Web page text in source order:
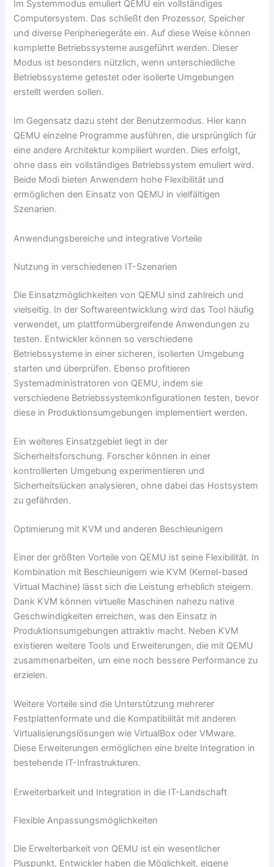
Im Systemmodus emuliert QEMU ein vollständiges
Computersystem. Das schließt den Prozessor, Speicher
und diverse Peripheriegeräte ein. Auf diese Weise können
komplette Betriebssysteme ausgeführt werden. Dieser
Modus ist besonders nützlich, wenn unterschiedliche
Betriebssysteme getestet oder isolierte Umgebungen
erstellt werden sollen.
Im Gegensatz dazu steht der Benutzermodus. Hier kann
QEMU einzelne Programme ausführen, die ursprünglich für
eine andere Architektur kompiliert wurden. Dies erfolgt,
ohne dass ein vollständiges Betriebssystem emuliert wird.
Beide Modi bieten Anwendern hohe Flexibilität und
ermöglichen den Einsatz von QEMU in vielfältigen
Szenarien.
Anwendungsbereiche und integrative Vorteile
Nutzung in verschiedenen IT-Szenarien
Die Einsatzmöglichkeiten von QEMU sind zahlreich und
vielseitig. In der Softwareentwicklung wird das Tool häufig
verwendet, um plattformübergreifende Anwendungen zu
testen. Entwickler können so verschiedene
Betriebssysteme in einer sicheren, isolierten Umgebung
starten und überprüfen. Ebenso profitieren
Systemadministratoren von QEMU, indem sie
verschiedene Betriebssystemkonfigurationen testen, bevor
diese in Produktionsumgebungen implementiert werden.
Ein weiteres Einsatzgebiet liegt in der
Sicherheitsforschung. Forscher können in einer
kontrollierten Umgebung experimentieren und
Sicherheitslücken analysieren, ohne dabei das Hostsystem
zu gefährden.
Optimierung mit KVM und anderen Beschleunigern
Einer der größten Vorteile von QEMU ist seine Flexibilität. In
Kombination mit Beschleunigern wie KVM (Kernel-based
Virtual Machine) lässt sich die Leistung erheblich steigern.
Dank KVM können virtuelle Maschinen nahezu native
Geschwindigkeiten erreichen, was den Einsatz in
Produktionsumgebungen attraktiv macht. Neben KVM
existieren weitere Tools und Erweiterungen, die mit QEMU
zusammenarbeiten, um eine noch bessere Performance zu
erzielen.
Weitere Vorteile sind die Unterstützung mehrerer
Festplattenformate und die Kompatibilität mit anderen
Virtualisierungslösungen wie VirtualBox oder VMware.
Diese Erweiterungen ermöglichen eine breite Integration in
bestehende IT-Infrastrukturen.
Erweiterbarkeit und Integration in die IT-Landschaft
Flexible Anpassungsmöglichkeiten
Die Erweiterbarkeit von QEMU ist ein wesentlicher
Pluspunkt. Entwickler haben die Möglichkeit, eigene